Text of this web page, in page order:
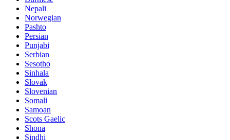
Nepali
Norwegian
Pashto
Persian
Punjabi
Serbian
Sesotho
Sinhala
Slovak
Slovenian
Somali
Samoan
Scots Gaelic
Shona
Sindhi